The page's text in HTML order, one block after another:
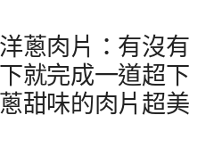
蔥肉片：有沒有
就完成一道超下
甜味的肉片超美